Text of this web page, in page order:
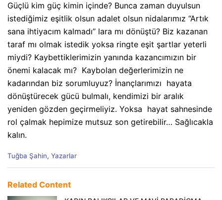
Güçlü kim güç kimin içinde? Bunca zaman duyulsun
istediğimiz eşitlik olsun adalet olsun nidalarımız “Artık
sana ihtiyacım kalmadı’’ lara mı dönüştü? Biz kazanan
taraf mı olmak istedik yoksa ringte eşit şartlar yeterli
miydi? Kaybettiklerimizin yanında kazancımızın bir
önemi kalacak mı? Kaybolan değerlerimizin ne
kadarından biz sorumluyuz? İnançlarımızı hayata
dönüştürecek gücü bulmalı, kendimizi bir aralık
yeniden gözden geçirmeliyiz. Yoksa hayat sahnesinde
rol çalmak hepimize mutsuz son getirebilir… Sağlıcakla
kalın.
C
e
Tuğba Şahin, Yazarlar
Related Content